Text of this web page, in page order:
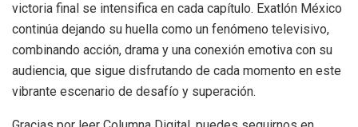
victoria final se intensifica en cada capítulo. Exatlón México
continúa dejando su huella como un fenómeno televisivo,
combinando acción, drama y una conexión emotiva con su
audiencia, que sigue disfrutando de cada momento en este
vibrante escenario de desafío y superación.